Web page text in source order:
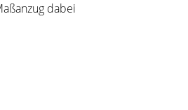
dabei